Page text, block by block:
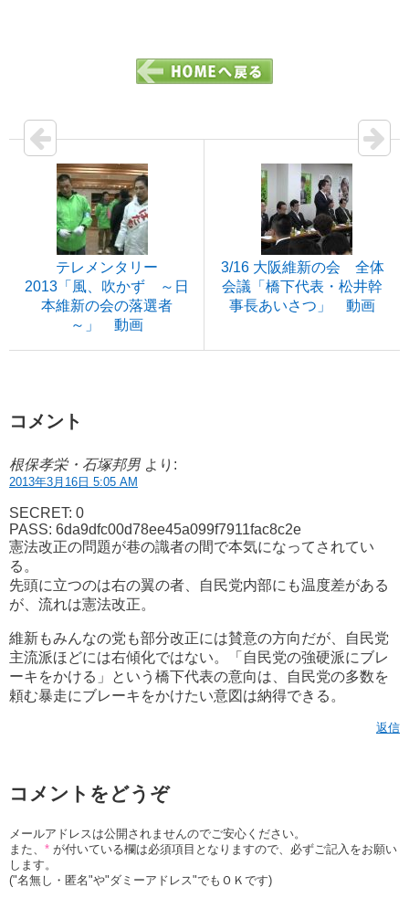
テレメンタリー
2013「風、吹かず ～日
本維新の会の落選者
～」 動画
3/16 大阪維新の会 全体
会議「橋下代表・松井幹
事長あいさつ」 動画
コメント
根保孝栄・石塚邦男 より:
2013年3月16日 5:05 AM
SECRET: 0
PASS: 6da9dfc00d78ee45a099f7911fac8c2e
憲法改正の問題が巷の識者の間で本気になってされてい
る。
先頭に立つのは右の翼の者、自民党内部にも温度差がある
が、流れは憲法改正。
維新もみんなの党も部分改正には賛意の方向だが、自民党
主流派ほどには右傾化ではない。「自民党の強硬派にブレ
ーキをかける」という橋下代表の意向は、自民党の多数を
頼む暴走にブレーキをかけたい意図は納得できる。
返信
コメントをどうぞ
メールアドレスは公開されませんのでご安心ください。
また、 * が付いている欄は必須項目となりますので、必ずご記入をお願い
します。
("名無し・匿名"や"ダミーアドレス"でもＯＫです)